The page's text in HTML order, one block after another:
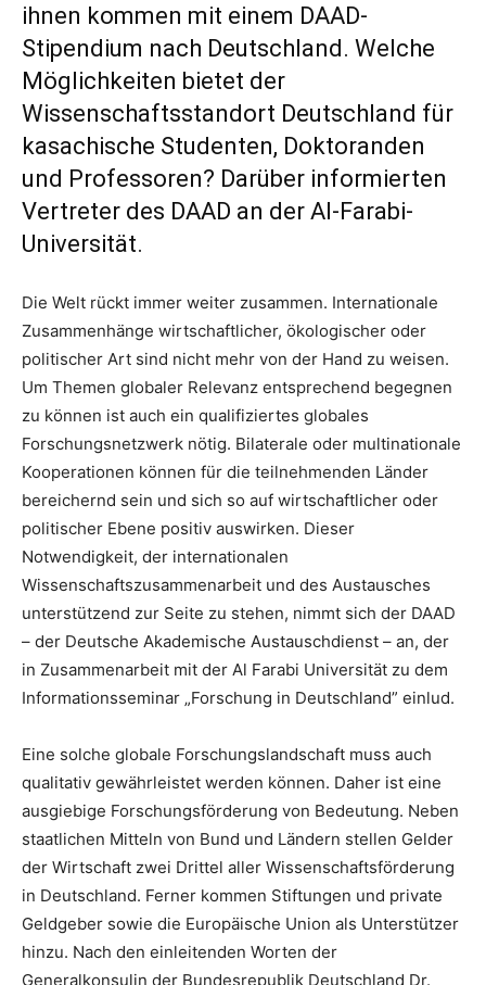
ihnen kommen mit einem DAAD-
Stipendium nach Deutschland. Welche
Möglichkeiten bietet der
Wissenschaftsstandort Deutschland für
kasachische Studenten, Doktoranden
und Professoren? Darüber informierten
Vertreter des DAAD an der Al-Farabi-
Universität.
Die Welt rückt immer weiter zusammen. Internationale
Zusammenhänge wirtschaftlicher, ökologischer oder
politischer Art sind nicht mehr von der Hand zu weisen.
Um Themen globaler Relevanz entsprechend begegnen
zu können ist auch ein qualifiziertes globales
Forschungsnetzwerk nötig. Bilaterale oder multinationale
Kooperationen können für die teilnehmenden Länder
bereichernd sein und sich so auf wirtschaftlicher oder
politischer Ebene positiv auswirken. Dieser
Notwendigkeit, der internationalen
Wissenschaftszusammenarbeit und des Austausches
unterstützend zur Seite zu stehen, nimmt sich der DAAD
– der Deutsche Akademische Austauschdienst – an, der
in Zusammenarbeit mit der Al Farabi Universität zu dem
Informationsseminar „Forschung in Deutschland” einlud.
Eine solche globale Forschungslandschaft muss auch
qualitativ gewährleistet werden können. Daher ist eine
ausgiebige Forschungsförderung von Bedeutung. Neben
staatlichen Mitteln von Bund und Ländern stellen Gelder
der Wirtschaft zwei Drittel aller Wissenschaftsförderung
in Deutschland. Ferner kommen Stiftungen und private
Geldgeber sowie die Europäische Union als Unterstützer
hinzu. Nach den einleitenden Worten der
Generalkonsulin der Bundesrepublik Deutschland Dr.